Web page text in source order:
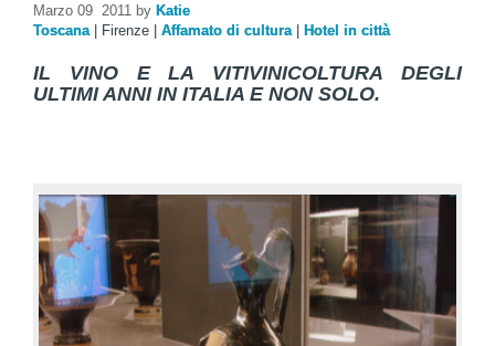
Marzo 09 2011 by Katie
Toscana
Firenze Affamato di cultura Hotel in città
IL VINO E LA VITIVINICOLTURA DEGLI
ULTIMI ANNI IN ITALIA E NON SOLO.